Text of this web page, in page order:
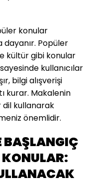
konular
dayanır. Popüler
kültür gibi konular
kullanıcılar
bilgi alışverişi
kurar. Makalenin
dil kullanarak
önemlidir.
BAŞLANGIÇ